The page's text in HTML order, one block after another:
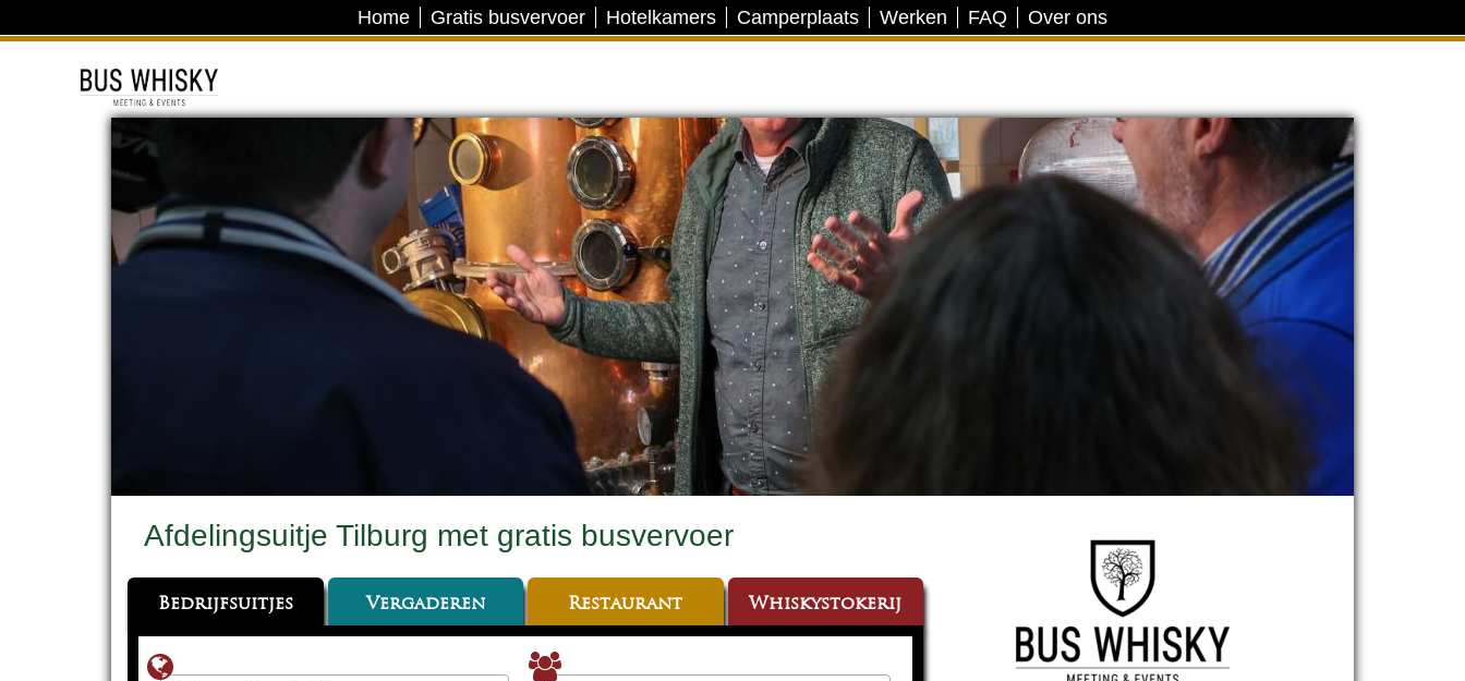
Home Gratis busvervoer Hotelkamers Camperplaats Werken FAQ Over ons
Afdelingsuitje Tilburg met gratis busvervoer
Bedrijfsuitjes Vergaderen Restaurant Whiskystokerij